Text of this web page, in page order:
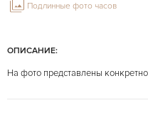
ОПИСАНИЕ:
На фото представлены
Подлинные фото часов